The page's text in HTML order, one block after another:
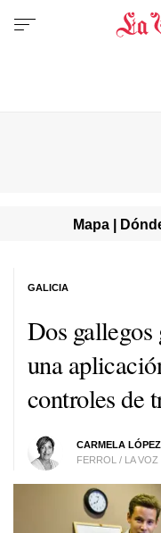
Mapa |
Dos
una
controles de
CARMELA LÓPEZ
FERROL / LA VOZ
GALICIA